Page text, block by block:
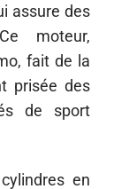
assure des
moteur,
fait de la
prisée des
de sport
en